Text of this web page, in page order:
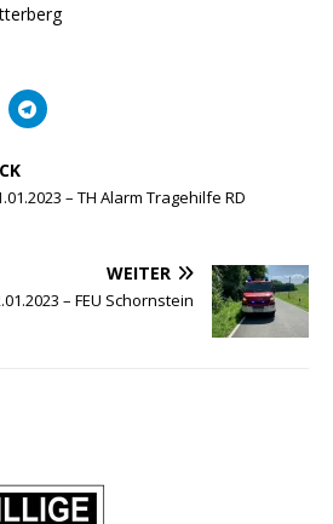
– TH Alarm Tragehilfe RD
WEITER
– FEU Schornstein